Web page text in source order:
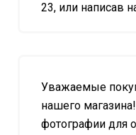
23, или написав
Уважаемые
нашего
фотографии для